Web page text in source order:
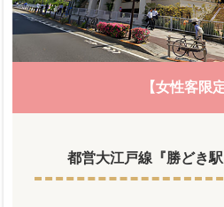
【女性客限
都営大江戸線『勝どき